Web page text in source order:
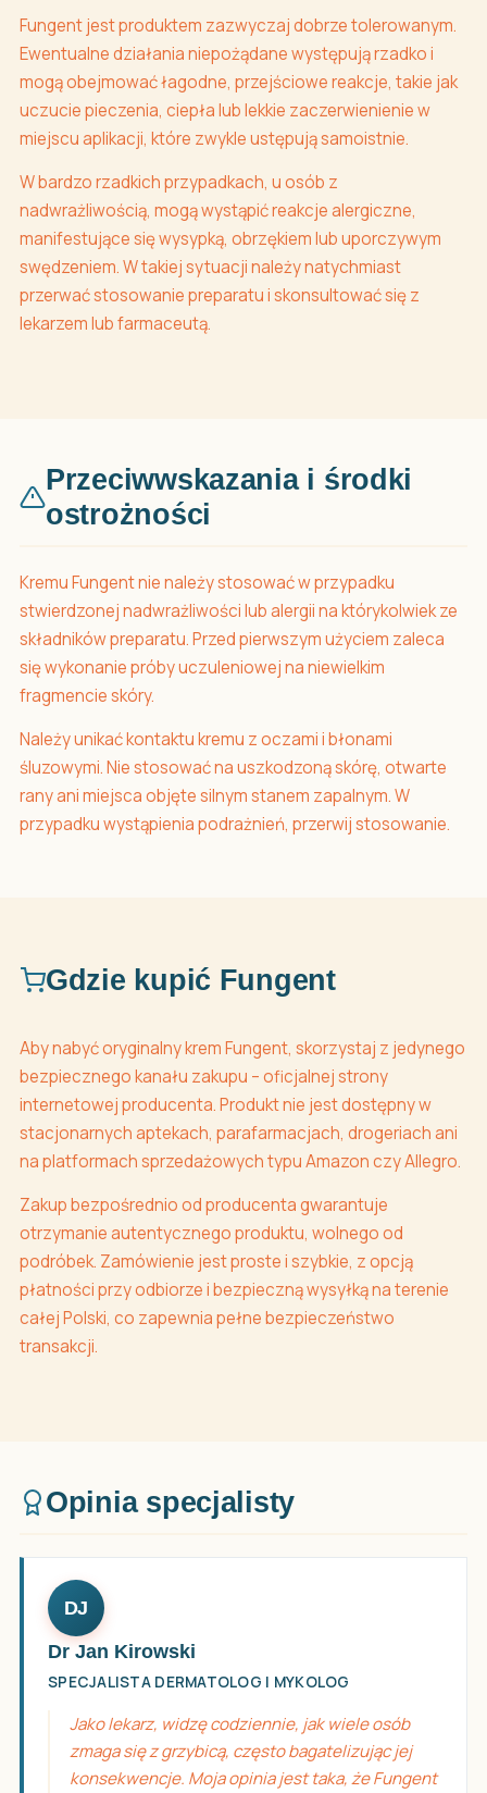
Fungent jest produktem zazwyczaj dobrze tolerowanym.
Ewentualne działania niepożądane występują rzadko i
mogą obejmować łagodne, przejściowe reakcje, takie jak
uczucie pieczenia, ciepła lub lekkie zaczerwienienie w
miejscu aplikacji, które zwykle ustępują samoistnie.
W bardzo rzadkich przypadkach, u osób z
nadwrażliwością, mogą wystąpić reakcje alergiczne,
manifestujące się wysypką, obrzękiem lub uporczywym
swędzeniem. W takiej sytuacji należy natychmiast
przerwać stosowanie preparatu i skonsultować się z
lekarzem lub farmaceutą.
Przeciwwskazania i środki
ostrożności
Kremu Fungent nie należy stosować w przypadku
stwierdzonej nadwrażliwości lub alergii na którykolwiek ze
składników preparatu. Przed pierwszym użyciem zaleca
się wykonanie próby uczuleniowej na niewielkim
fragmencie skóry.
Należy unikać kontaktu kremu z oczami i błonami
śluzowymi. Nie stosować na uszkodzoną skórę, otwarte
rany ani miejsca objęte silnym stanem zapalnym. W
przypadku wystąpienia podrażnień, przerwij stosowanie.
Gdzie kupić Fungent
Aby nabyć oryginalny krem Fungent, skorzystaj z jedynego
bezpiecznego kanału zakupu – oficjalnej strony
internetowej producenta. Produkt nie jest dostępny w
stacjonarnych aptekach, parafarmacjach, drogeriach ani
na platformach sprzedażowych typu Amazon czy Allegro.
Zakup bezpośrednio od producenta gwarantuje
otrzymanie autentycznego produktu, wolnego od
podróbek. Zamówienie jest proste i szybkie, z opcją
płatności przy odbiorze i bezpieczną wysyłką na terenie
całej Polski, co zapewnia pełne bezpieczeństwo
transakcji.
Opinia specjalisty
DJ
Dr Jan Kirowski
SPECJALISTA DERMATOLOG I MYKOLOG
Jako lekarz, widzę codziennie, jak wiele osób
zmaga się z grzybicą, często bagatelizując jej
konsekwencje. Moja opinia jest taka, że Fungent